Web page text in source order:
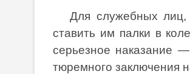
Для служебных лиц,
ставить им палки в
серьезное наказание
тюремного заключения